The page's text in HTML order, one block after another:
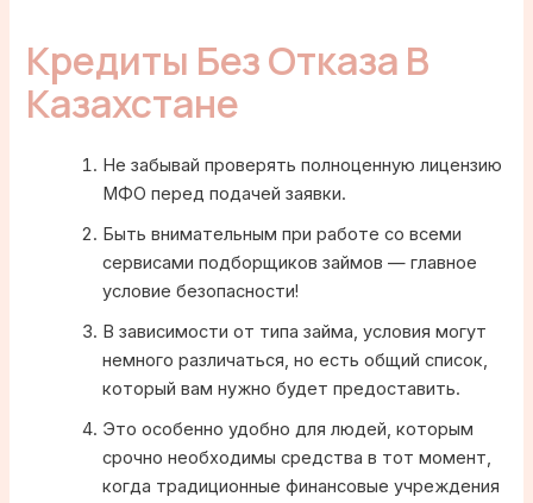
Кредиты Без Отказа В
Казахстане
Не забывай проверять полноценную лицензию
МФО перед подачей заявки.
Быть внимательным при работе со всеми
сервисами подборщиков займов — главное
условие безопасности!
В зависимости от типа займа, условия могут
немного различаться, но есть общий список,
который вам нужно будет предоставить.
Это особенно удобно для людей, которым
срочно необходимы средства в тот момент,
когда традиционные финансовые учреждения